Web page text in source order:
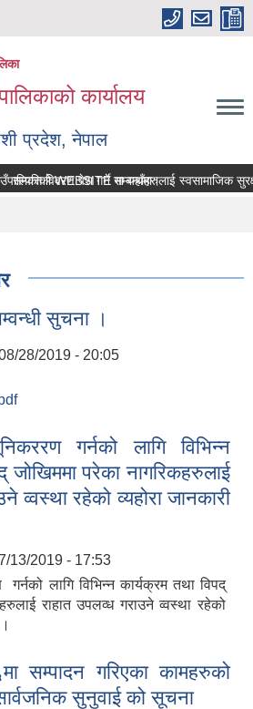
कार्यालय
प्रदेश, नेपाल
WEBSITE मा यहाँहरुलाई स्वागत छ ।
सम्पत्ति विवरण पेश गर्ने सम्बन्धमा। सामाजिक
सुचना ।
28/2019 - 20:05
गर्नको लागि विभिन्न
जोखिममा परेका नागरिकहरुलाई
व्वस्था रहेको व्यहोरा जानकारी
13/2019 - 17:53
लागि विभिन्न कार्यक्रम तथा विपद्
राहात उपलव्ध गराउने व्वस्था रहेको
विपद् जोखिममा परेका नागरिकहरुलाई राहात
व्वस्था रहेको व्यहोरा जानकारी गराईन्छ ।
सम्पादन गरिएका कामहरुको
सुनुवाई को सूचना